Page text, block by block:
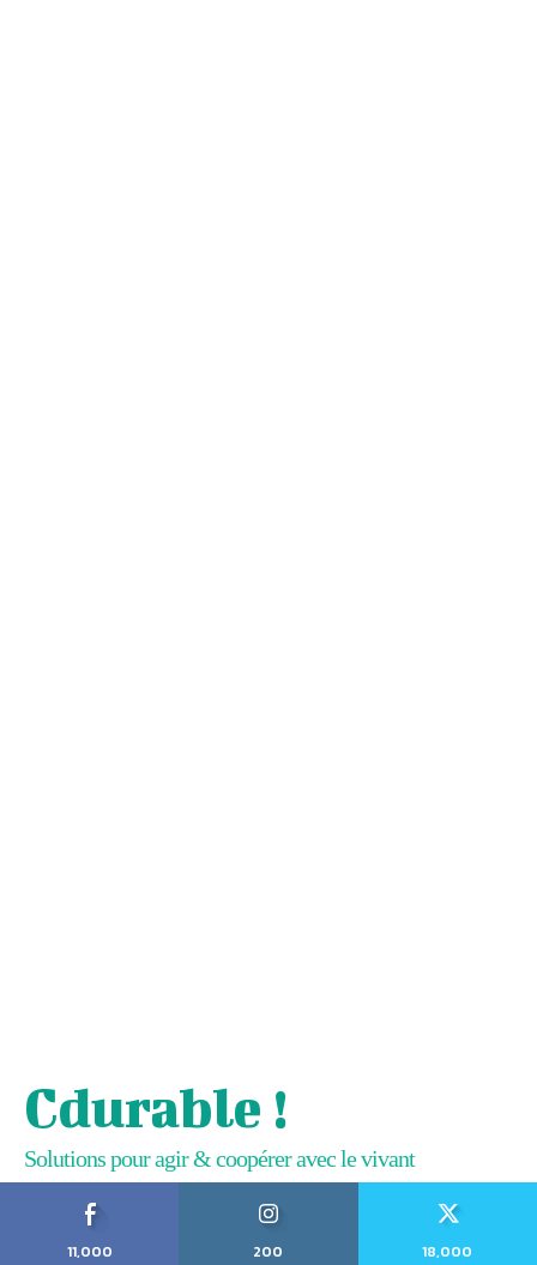
Cdurable !
Solutions pour agir & coopérer avec le vivant
11,000
200
18,000